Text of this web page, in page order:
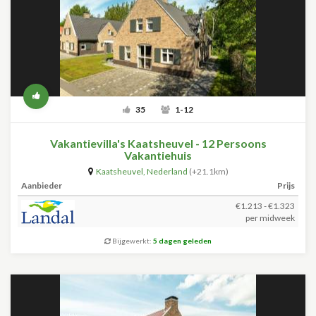
35 1-12
Vakantievilla's Kaatsheuvel - 12 Persoons
Vakantiehuis
Kaatsheuvel, Nederland (+21.1km)
Aanbieder
Prijs
€1.213 - €1.323
per midweek
Bijgewerkt: 5 dagen geleden